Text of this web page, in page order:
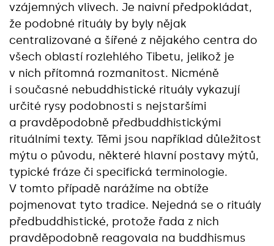
vzájemných vlivech. Je naivní předpokládat,
že podobné rituály by byly nějak
centralizované a šířené z nějakého centra do
všech oblastí rozlehlého Tibetu, jelikož je
v nich přítomná rozmanitost. Nicméně
i současné nebuddhistické rituály vykazují
určité rysy podobnosti s nejstaršími
a pravděpodobně předbuddhistickými
rituálními texty. Těmi jsou například důležitost
mýtu o původu, některé hlavní postavy mýtů,
typické fráze či specifická terminologie.
V tomto případě narážíme na obtíže
pojmenovat tyto tradice. Nejedná se o rituály
předbuddhistické, protože řada z nich
pravděpodobně reagovala na buddhismus